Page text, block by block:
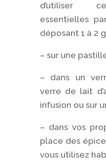
d’utiliser
essentielles
déposant 1 à 2
– sur une
– dans un
verre de lait
infusion ou sur
– dans vos
place des
vous utilisez